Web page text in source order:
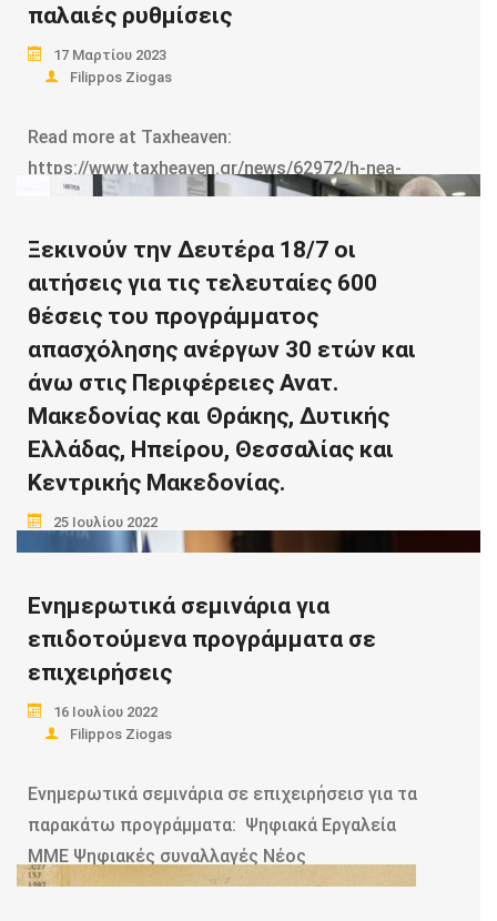
παλαιές ρυθμίσεις
17 Μαρτίου 2023
Filippos Ziogas
Read more at Taxheaven:
https://www.taxheaven.gr/news/62972/h-nea-
ryomish-forologikwn-kai-asfalistikwn-ofeilwn-
ryomiseis
https://www.taxheaven.gr/news/62972/h-nea-
ryomish-forologikwn-kai-asfalistikwn-ofeilwn-
ews-72-doseis-kai-h-epanentaxh-stis-palaies-
ryomiseis
Read more
Ξεκινούν την Δευτέρα 18/7 οι
αιτήσεις για τις τελευταίες 600
θέσεις του προγράμματος
απασχόλησης ανέργων 30 ετών και
άνω στις Περιφέρειες Ανατ.
Μακεδονίας και Θράκης, Δυτικής
Ελλάδας, Ηπείρου, Θεσσαλίας και
Κεντρικής Μακεδονίας.
25 Ιουλίου 2022
Filippos Ziogas
Τη Δευτέρα 18-7-2022 και ώρα 13:00, ξεκινούν οι
αιτήσεις για τις τελευταίες 600 θέσεις (Δ’
κύκλος)…
Read more
Ενημερωτικά σεμινάρια για
επιδοτούμενα προγράμματα σε
επιχειρήσεις
16 Ιουλίου 2022
Filippos Ziogas
Ενημερωτικά σεμινάρια σε επιχειρήσεισ για τα
παρακάτω προγράμματα: Ψηφιακά Εργαλεία
MME Ψηφιακές συναλλαγές Νέος
αναπτυξιακός…